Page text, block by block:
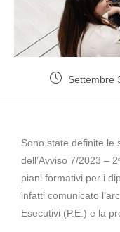
Settembre
Sono state definite le
dell’Avviso 7/2023 –
piani formativi per i
infatti comunicato
Esecutivi (P.E.) e la